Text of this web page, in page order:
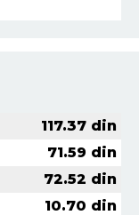
117.37 din
71.59 din
72.52 din
10.70 din